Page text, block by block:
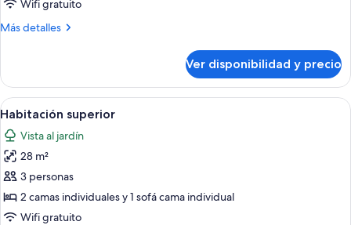
Wifi gratuito
Más detalles
Más
familiar
Ver disponibilidad y precio
Ver
todas
las
fotos
de
Habitación
superior
Habitación de hotel con dos camas,
3
Habitación superior
Vista al jardín
28 m²
3 personas
2 camas individuales y 1 sofá cama individual
Wifi gratuito